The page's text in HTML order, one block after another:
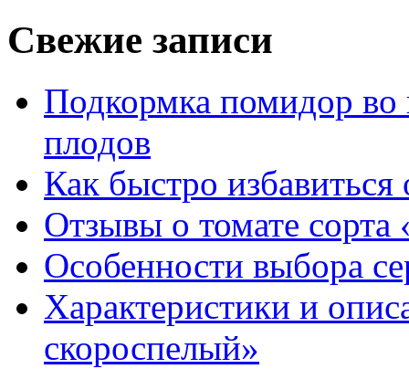
Свежие записи
Подкормка помидор во
плодов
Как быстро избавиться
Отзывы о томате сорта
Особенности выбора
Характеристики и
скороспелый»